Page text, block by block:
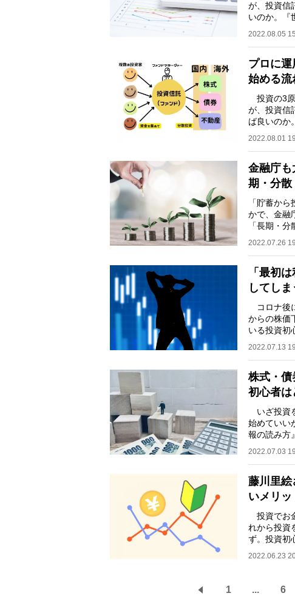
が、投資信
いのか。『
2022.08.05
プロに
始める流
投資の3原
が、投資信
ば良いのか
2022.08.01
金融庁も
期・分散
「貯蓄か
かで、金融
「長期・
2022.07.26
「最初
してし
コロナ後
からの株価
いる投資初
2022.07.13
株式・
初心者は
いざ投資
始めていい
報の読み方
2022.07.03
藤川里
いメリッ
投資でお
れから投資
ず。投資初
2022.06.23
1 ... 6